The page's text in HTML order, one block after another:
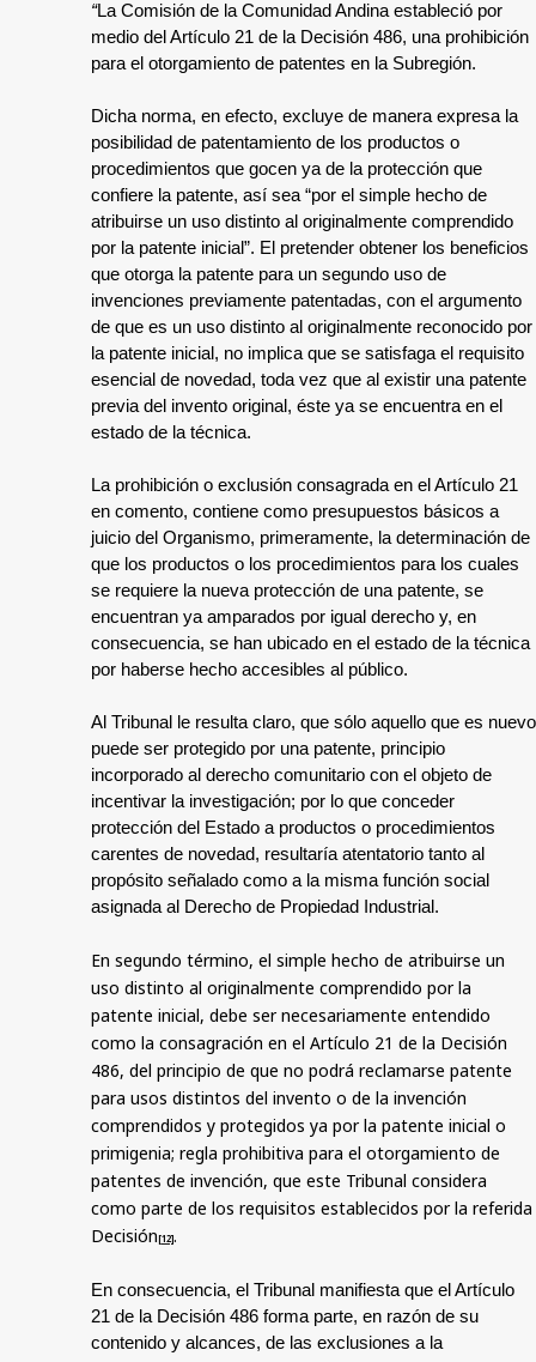
“La Comisión de la Comunidad Andina estableció por
medio del Artículo 21 de la Decisión 486, una prohibición
para el otorgamiento de patentes en la Subregión.
Dicha norma, en efecto, excluye de manera expresa la
posibilidad de patentamiento de los productos o
procedimientos que gocen ya de la protección que
confiere la patente, así sea “por el simple hecho de
atribuirse un uso distinto al originalmente comprendido
por la patente inicial”. El pretender obtener los beneficios
que otorga la patente para un segundo uso de
invenciones previamente patentadas, con el argumento
de que es un uso distinto al originalmente reconocido por
la patente inicial, no implica que se satisfaga el requisito
esencial de novedad, toda vez que al existir una patente
previa del invento original, éste ya se encuentra en el
estado de la técnica.
La prohibición o exclusión consagrada en el Artículo 21
en comento, contiene como presupuestos básicos a
juicio del Organismo, primeramente, la determinación de
que los productos o los procedimientos para los cuales
se requiere la nueva protección de una patente, se
encuentran ya amparados por igual derecho y, en
consecuencia, se han ubicado en el estado de la técnica
por haberse hecho accesibles al público.
Al Tribunal le resulta claro, que sólo aquello que es nuevo
puede ser protegido por una patente, principio
incorporado al derecho comunitario con el objeto de
incentivar la investigación; por lo que conceder
protección del Estado a productos o procedimientos
carentes de novedad, resultaría atentatorio tanto al
propósito señalado como a la misma función social
asignada al Derecho de Propiedad Industrial.
En segundo término, el simple hecho de atribuirse un
uso distinto al originalmente comprendido por la
patente inicial, debe ser necesariamente entendido
como la consagración en el Artículo 21 de la Decisión
486, del principio de que no podrá reclamarse patente
para usos distintos del invento o de la invención
comprendidos y protegidos ya por la patente inicial o
primigenia; regla prohibitiva para el otorgamiento de
patentes de invención, que este Tribunal considera
como parte de los requisitos establecidos por la referida
Decisión[12].
En consecuencia, el Tribunal manifiesta que el Artículo
21 de la Decisión 486 forma parte, en razón de su
contenido y alcances, de las exclusiones a la